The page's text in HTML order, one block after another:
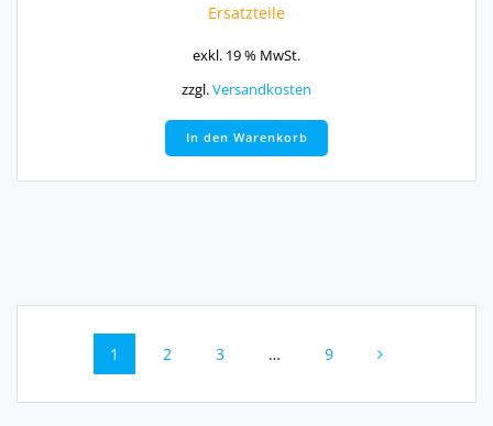
Ersatzteile
exkl. 19 % MwSt.
zzgl.Versandkosten
In den Warenkorb
Beitragsnavigation
Seite
1 Seite
2 Seite
3 … Seite
9